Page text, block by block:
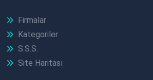
Firmalar
Kategoriler
S.S.S.
Site Haritası